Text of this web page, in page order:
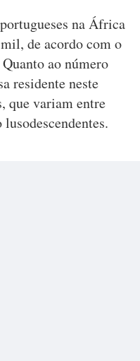
na África
de acordo com o
ao número
residente neste
que variam entre